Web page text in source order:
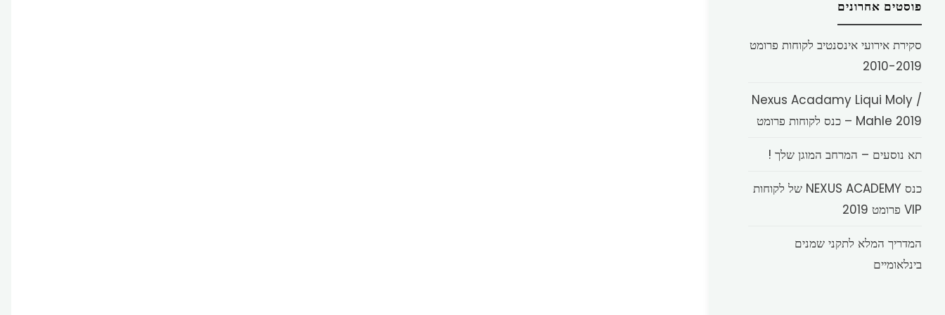
פוסטים אחרונים
סקירת אירועי אינסנטיב לקוחות פרומט
2010-2019
Nexus Acadamy Liqui Moly /
Mahle 2019 – כנס לקוחות פרומט
תא נוסעים – המרחב המוגן שלך !
כנס NEXUS ACADEMY של לקוחות
VIP פרומט 2019
המדריך המלא לתקני שמנים
בינלאומיים